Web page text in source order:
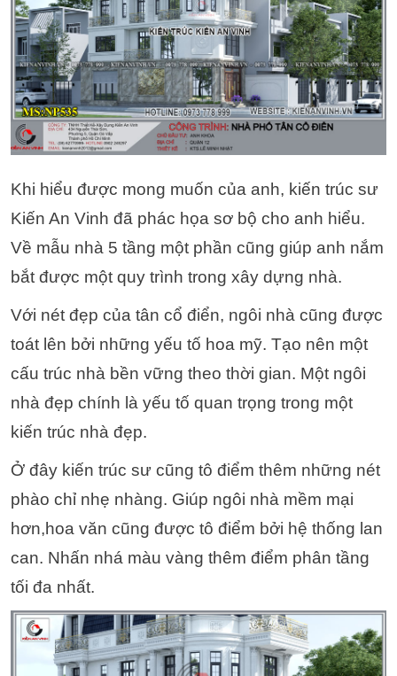
Khi hiểu được mong muốn của anh, kiến trúc sư
Kiến An Vinh đã phác họa sơ bộ cho anh hiểu.
Về mẫu nhà 5 tầng một phần cũng giúp anh nắm
bắt được một quy trình trong xây dựng nhà.
Với nét đẹp của tân cổ điển, ngôi nhà cũng được
toát lên bởi những yếu tố hoa mỹ. Tạo nên một
cấu trúc nhà bền vững theo thời gian. Một ngôi
nhà đẹp chính là yếu tố quan trọng trong một
kiến trúc nhà đẹp.
Ở đây kiến trúc sư cũng tô điểm thêm những nét
phào chỉ nhẹ nhàng. Giúp ngôi nhà mềm mại
hơn,hoa văn cũng được tô điểm bởi hệ thống lan
can. Nhấn nhá màu vàng thêm điểm phân tầng
tối đa nhất.